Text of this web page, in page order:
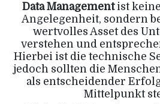
Data Managementist
Angelegenheit, sondern
wertvolles Asset des
verstehen und
Hierbei ist die technische
jedoch sollten die
als entscheidender
Mittelpunkt